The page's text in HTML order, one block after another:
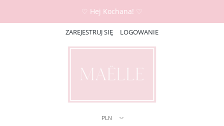
♡ Hej Kochana! ♡
ZAREJESTRUJ SIĘ LOGOWANIE